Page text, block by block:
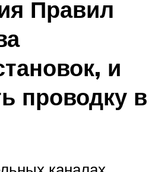
Правил
и
проводку в